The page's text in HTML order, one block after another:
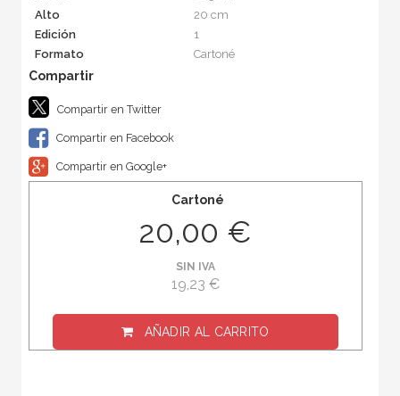
Alto
20 cm
Edición
1
Formato
Cartoné
Compartir en Twitter
Compartir en Facebook
Compartir en Google+
Cartoné
20,00 €
SIN IVA
19,23 €
AÑADIR AL CARRITO